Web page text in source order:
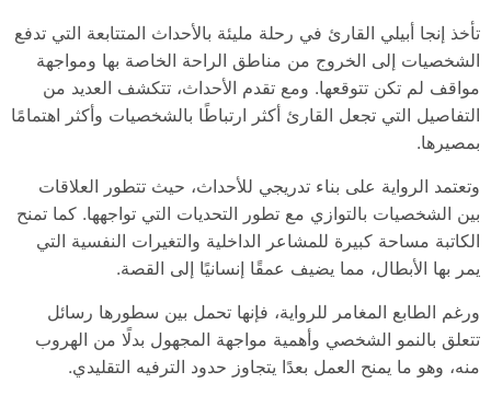
تأخذ إنجا أبيلي القارئ في رحلة مليئة بالأحداث المتتابعة التي تدفع
الشخصيات إلى الخروج من مناطق الراحة الخاصة بها ومواجهة
مواقف لم تكن تتوقعها. ومع تقدم الأحداث، تتكشف العديد من
التفاصيل التي تجعل القارئ أكثر ارتباطًا بالشخصيات وأكثر اهتمامًا
بمصيرها.
وتعتمد الرواية على بناء تدريجي للأحداث، حيث تتطور العلاقات
بين الشخصيات بالتوازي مع تطور التحديات التي تواجهها. كما تمنح
الكاتبة مساحة كبيرة للمشاعر الداخلية والتغيرات النفسية التي
يمر بها الأبطال، مما يضيف عمقًا إنسانيًا إلى القصة.
ورغم الطابع المغامر للرواية، فإنها تحمل بين سطورها رسائل
تتعلق بالنمو الشخصي وأهمية مواجهة المجهول بدلًا من الهروب
منه، وهو ما يمنح العمل بعدًا يتجاوز حدود الترفيه التقليدي.